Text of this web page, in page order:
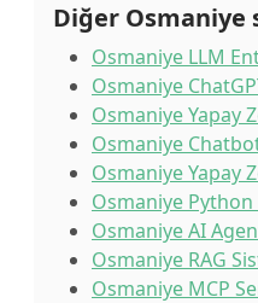
Diğer Osmaniye
Osmaniye LLM
Osmaniye
Osmaniye Yapay
Osmaniye
Osmaniye Yapay
Osmaniye
Osmaniye AI
Osmaniye RAG
Osmaniye MCP